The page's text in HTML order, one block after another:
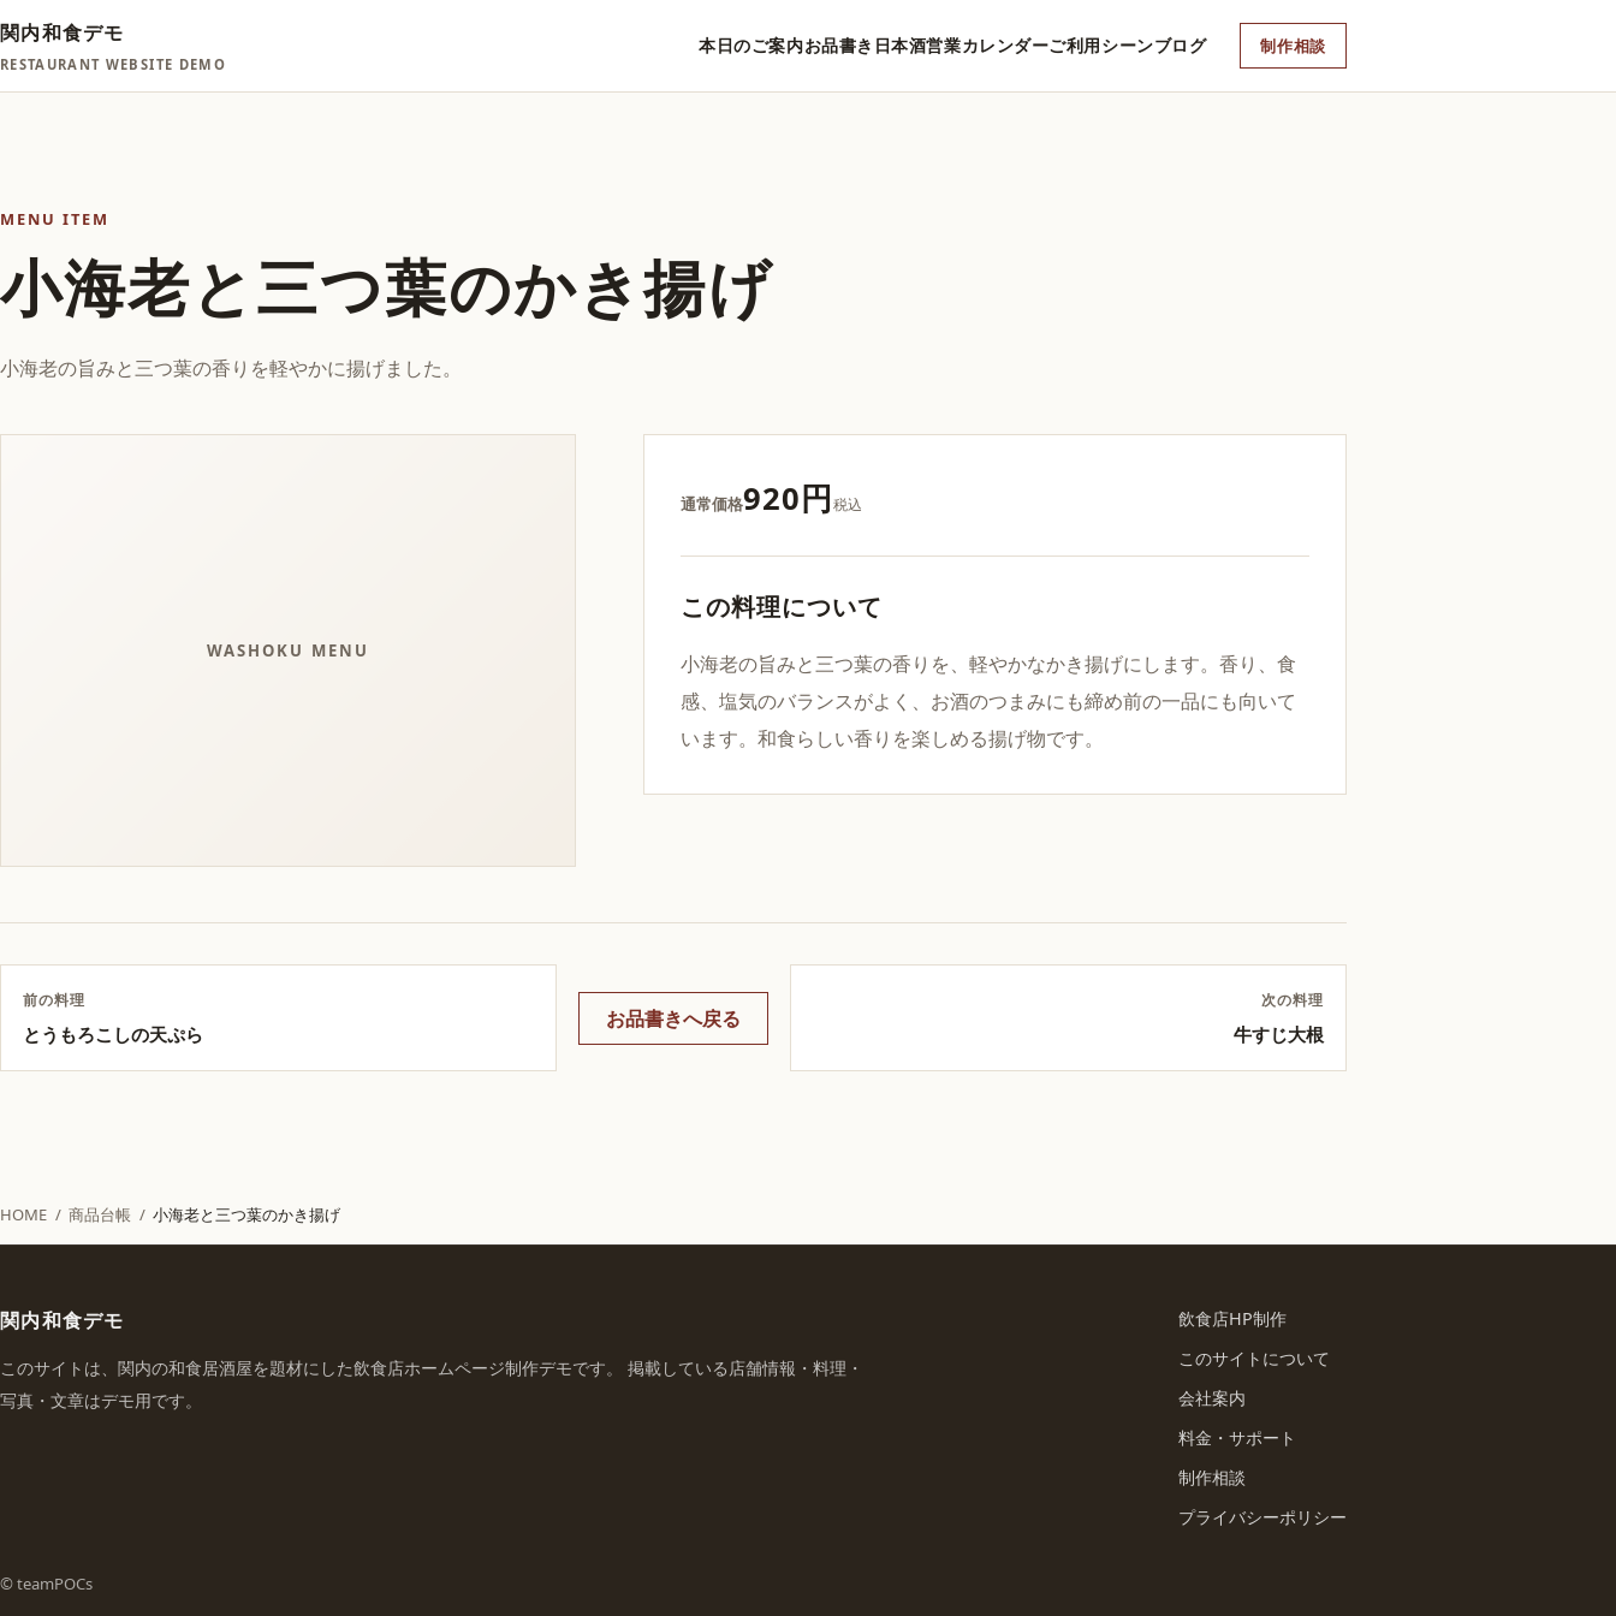
関内和食デモ
RESTAURANT WEBSITE DEMO
本日のご案内お品書き 日本酒営業カレンダーご利用シーンブログ 制作相談
MENU ITEM
小海老と三つ葉のかき揚げ
小海老の旨みと三つ葉の香りを軽やかに揚げました。
WASHOKU MENU
通常価格920円税込
この料理について
小海老の旨みと三つ葉の香りを、軽やかなかき揚げにします。香り、食
感、塩気のバランスがよく、お酒のつまみにも締め前の一品にも向いて
います。和食らしい香りを楽しめる揚げ物です。
前の料理
とうもろこしの天ぷら
お品書きへ戻る
次の料理
牛すじ大根
HOME / 商品台帳 / 小海老と三つ葉のかき揚げ
関内和食デモ
このサイトは、関内の和食居酒屋を題材にした飲食店ホームページ制作デモです。 掲載している店舗情報・料理・
写真・文章はデモ用です。
飲食店HP制作
このサイトについて
会社案内
料金・サポート
制作相談
プライバシーポリシー
© teamPOCs